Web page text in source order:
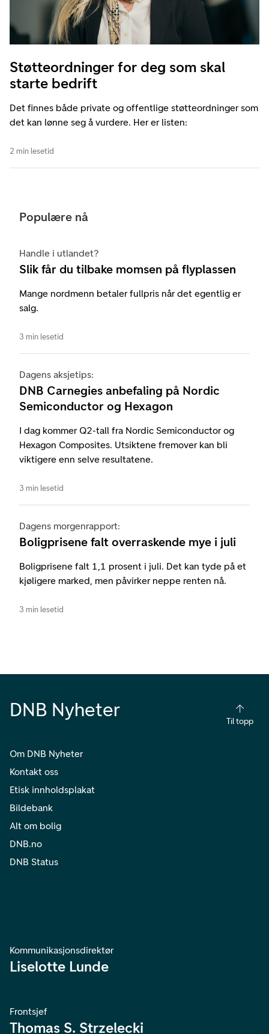
Støtteordninger for deg som skal
starte bedrift
Det finnes både private og offentlige støtteordninger som
det kan lønne seg å vurdere. Her er listen:
2 min lesetid
Populære nå
Handle i utlandet?
Slik får du tilbake momsen på flyplassen
Mange nordmenn betaler fullpris når det egentlig er
salg.
3 min lesetid
Dagens aksjetips:
DNB Carnegies anbefaling på Nordic
Semiconductor og Hexagon
I dag kommer Q2-tall fra Nordic Semiconductor og
Hexagon Composites. Utsiktene fremover kan bli
viktigere enn selve resultatene.
3 min lesetid
Dagens morgenrapport:
Boligprisene falt overraskende mye i juli
Boligprisene falt 1,1 prosent i juli. Det kan tyde på et
kjøligere marked, men påvirker neppe renten nå.
3 min lesetid
DNB Nyheter
Til topp
Om DNB Nyheter
Kontakt oss
Etisk innholdsplakat
Bildebank
Alt om bolig
DNB.no
DNB Status
Kommunikasjonsdirektør
Liselotte Lunde
Frontsjef
Thomas S. Strzelecki